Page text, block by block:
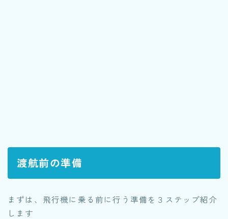
渡航前の準備
まずは、飛行機に乗る前に行う準備を３ステップ紹介
します